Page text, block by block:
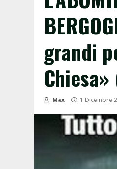
grandi
Max 1 Dicembre